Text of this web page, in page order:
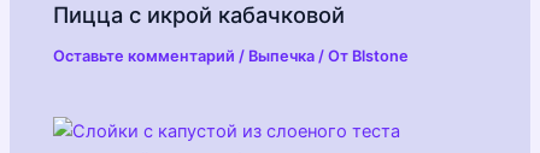
Пицца с икрой кабачковой
Оставьте комментарий / Выпечка / От Blstone